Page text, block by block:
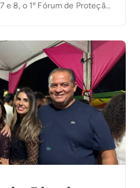
e 8, o 1º Fórum de Proteção